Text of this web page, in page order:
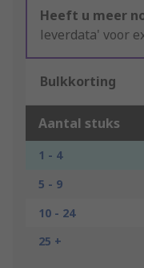
Heeft u meer
leverdata' voor
Bulkkorting
Aantal stuks
1 - 4
5 - 9
10 - 24
25 +